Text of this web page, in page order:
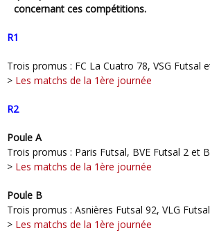
concernant ces compétitions.
R1
Trois promus : FC La Cuatro 78, VSG Futsal
> Les matchs de la 1ère journée
R2
Poule A
Trois promus : Paris Futsal, BVE Futsal 2 et
> Les matchs de la 1ère journée
Poule B
Trois promus : Asnières Futsal 92, VLG
> Les matchs de la 1ère journée